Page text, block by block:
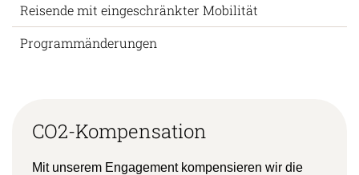
Reisende mit eingeschränkter Mobilität
Programmänderungen
CO2-Kompensation
Mit unserem Engagement kompensieren wir die